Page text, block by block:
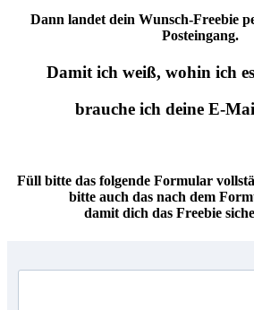
Dann landet dein Wunsch-Freebie
Posteingang.
Damit ich weiß, wohin ich
brauche ich deine E-
Füll bitte das folgende Formular
bitte auch das nach dem
damit dich das Freebie